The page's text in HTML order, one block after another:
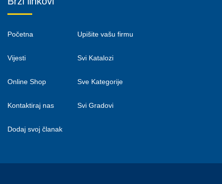
Početna
Vijesti
Online Shop
Kontaktiraj nas
Dodaj svoj članak
Upišite vašu firmu
Svi Katalozi
Sve Kategorije
Svi Gradovi